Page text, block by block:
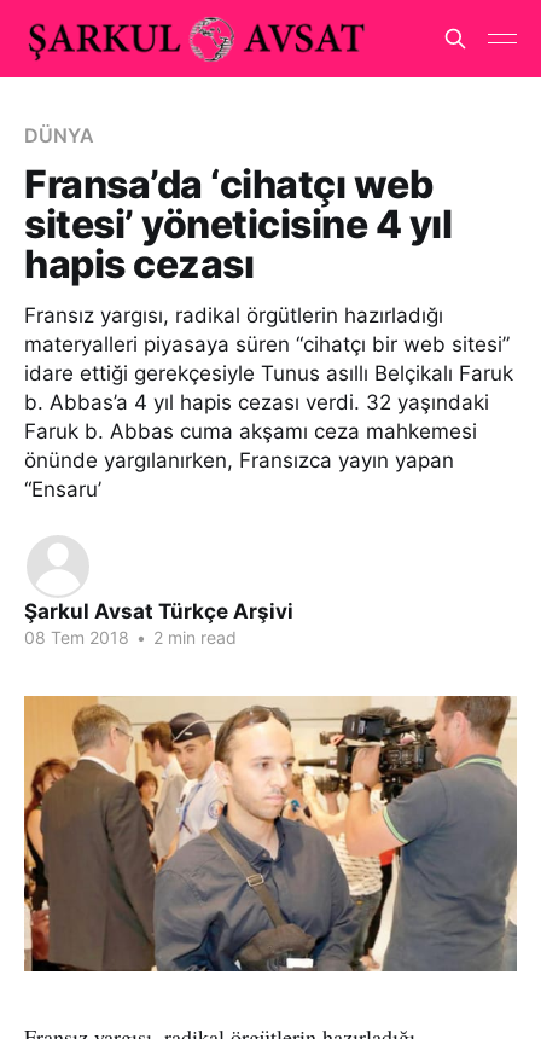
DÜNYA
Fransa’da ‘cihatçı web
sitesi’ yöneticisine 4 yıl
hapis cezası
Fransız yargısı, radikal örgütlerin hazırladığı
materyalleri piyasaya süren “cihatçı bir web sitesi”
idare ettiği gerekçesiyle Tunus asıllı Belçikalı Faruk
b. Abbas’a 4 yıl hapis cezası verdi. 32 yaşındaki
Faruk b. Abbas cuma akşamı ceza mahkemesi
önünde yargılanırken, Fransızca yayın yapan
“Ensaru’
Şarkul Avsat Türkçe Arşivi
08 Tem 2018 • 2 min read